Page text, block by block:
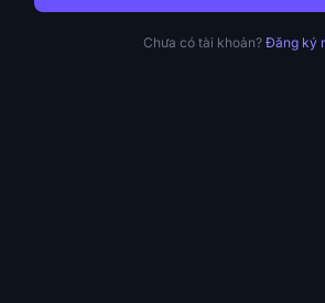
Chưa có tài khoản? Đăng ký